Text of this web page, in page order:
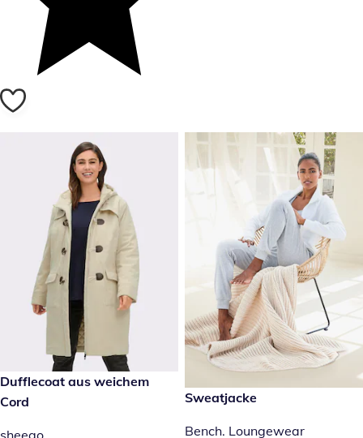
reduzierter Preis € 69,99, vorheriger Preis: € 149,00
- 53 %
Dufflecoat aus weichem
Cord
sheego
reduzierter Preis € 39,99,
Sale
Sweatjacke
Bench. Loungewear